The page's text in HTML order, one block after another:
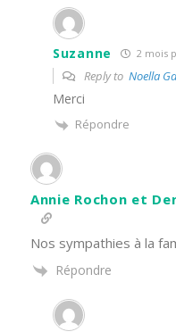
Suzanne 2 mois
Reply to Noella
Merci
Répondre
Annie Rochon et
Nos sympathies à la
Répondre